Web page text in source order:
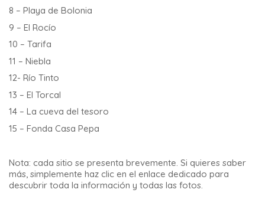
8 – Playa de Bolonia
9 – El Rocío
10 – Tarifa
11 – Niebla
12- Río Tinto
13 – El Torcal
14 – La cueva del tesoro
15 – Fonda Casa Pepa
Nota: cada sitio se presenta brevemente. Si quieres saber
más, simplemente haz clic en el enlace dedicado para
descubrir toda la información y todas las fotos.